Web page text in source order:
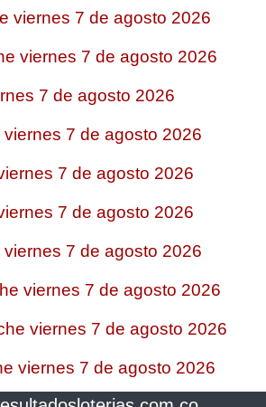
viernes 7 de agosto 2026
viernes 7 de agosto 2026
7 de agosto 2026
7 de agosto 2026
7 de agosto 2026
7 de agosto 2026
7 de agosto 2026
viernes 7 de agosto 2026
viernes 7 de agosto 2026
viernes 7 de agosto 2026